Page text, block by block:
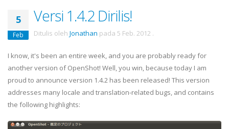
5
Feb
Versi 1.4.2 Dirilis!
Ditulis oleh Jonathan pada 5 Feb. 2012 .
I know, it's been an entire week, and you are probably ready for
another version of OpenShot! Well, you win, because today I am
proud to announce version 1.4.2 has been released! This version
addresses many locale and translation-related bugs, and contains
the following highlights: